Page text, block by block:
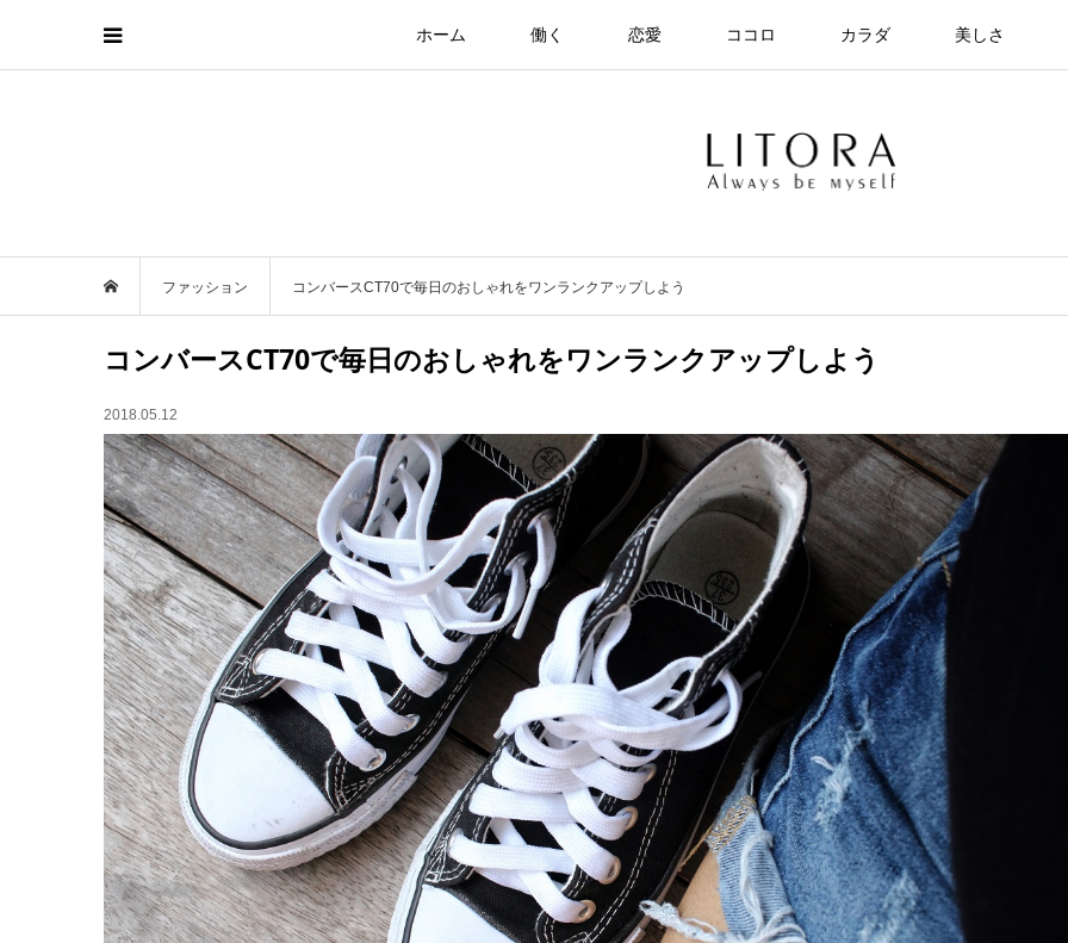
ホーム 働く 恋愛 ココロ カラダ 美しさ
ファッション コンバースCT70で毎日のおしゃれをワンランクアップしよう
コンバースCT70で毎日のおしゃれをワンランクアップしよう
2018.05.12